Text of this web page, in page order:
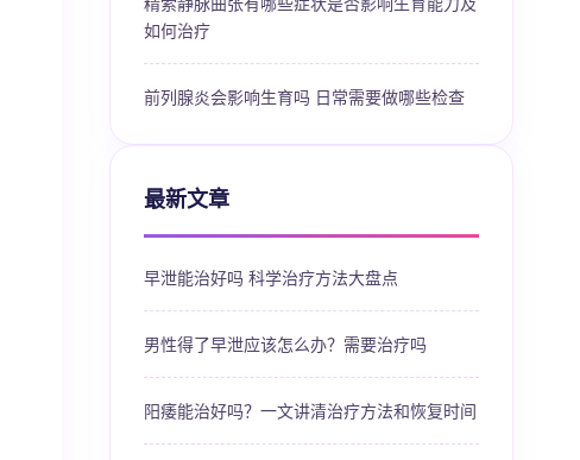
如何治疗
前列腺炎会影响生育吗 日常需要做哪些检查
最新文章
早泄能治好吗 科学治疗方法大盘点
男性得了早泄应该怎么办？需要治疗吗
阳痿能治好吗？一文讲清治疗方法和恢复时间